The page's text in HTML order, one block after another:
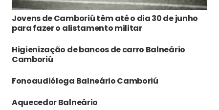
Jovens de Camboriú têm até o dia 30 de junho
para fazer o alistamento militar
Higienização de bancos de carro Balneário
Camboriú
Fonoaudióloga Balneário Camboriú
Aquecedor Balneário